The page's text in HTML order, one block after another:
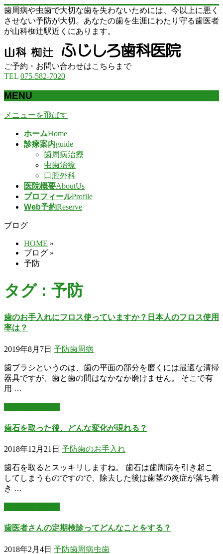
歯周病や虫歯で大切な歯を失わないためには、今以上に悪く
させない予防が大切。あなたの歯を生涯にわたり守る歯医者
が山科椥辻駅近くにあります。
ご予約・お問い合わせはこちらまで
TEL 075-582-7020
MENU
メニューを飛ばす
ホームHome
診療案内guide
歯周病治療
虫歯治療
口腔外科
医院概要AboutUs
プロフィールProfile
Web予約Reserve
ブログ
HOME »
ブログ »
予防
タグ : 予防
歯のお手入れにフロス使っていますか？日本人のフロス使用
率は？
2019年8月7日 予防歯周病
歯ブラシというのは、歯の平面の部分を磨くには最適な清掃
器具ですが、歯と歯の間はなかなか磨けません。 そこで有
用 …
歯石を取った後、どんな変化が現れる？
2018年12月21日 予防歯のお手入れ
歯石を取るとスッキリしますね。 歯石は歯周病を引き起こ
してしまうものですので、除去した後は歯茎の炎症が落ち着
き …
歯医者さんの定期検診ってどんなことをする？
2018年2月4日 予防歯周病虫歯